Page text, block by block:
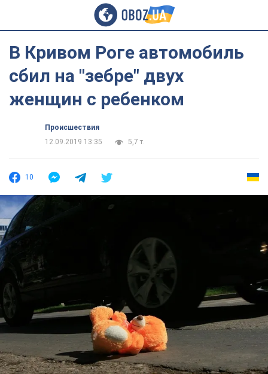
В Кривом Роге автомобиль
сбил на "зебре" двух
женщин с ребенком
Происшествия
12.09.2019 13:35
5,7 т.
10